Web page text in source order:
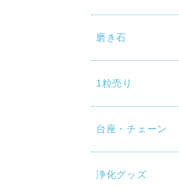
磨き石
1粒売り
台座・チェーン
浄化グッズ